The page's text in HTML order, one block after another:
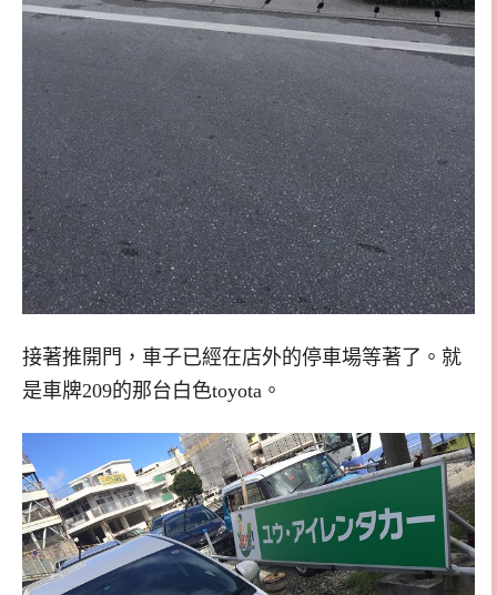
接著推開門，車子已經在店外的停車場等著了。就
是車牌209的那台白色toyota。